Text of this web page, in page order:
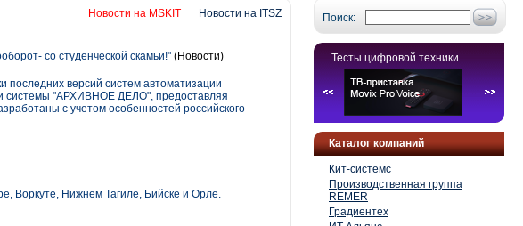
Поиск:
Тесты цифровой техники
Каталог компаний
Кит-системс
Производственная группа
REMER
Градиентех
Новости на ITSZ
Новости на MSKIT
со студенческой скамьи!" (Новости)
версий систем автоматизации
и системы "АРХИВНОЕ ДЕЛО", предоставляя
с учетом особенностей российского
Воркуте, Нижнем Тагиле, Бийске и Орле.